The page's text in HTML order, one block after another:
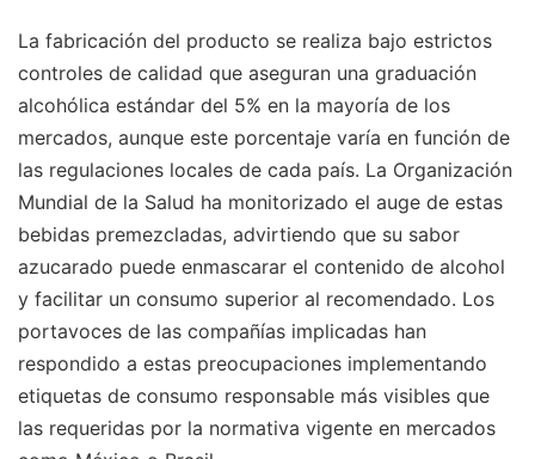
La fabricación del producto se realiza bajo estrictos
controles de calidad que aseguran una graduación
alcohólica estándar del 5% en la mayoría de los
mercados, aunque este porcentaje varía en función de
las regulaciones locales de cada país. La Organización
Mundial de la Salud ha monitorizado el auge de estas
bebidas premezcladas, advirtiendo que su sabor
azucarado puede enmascarar el contenido de alcohol
y facilitar un consumo superior al recomendado. Los
portavoces de las compañías implicadas han
respondido a estas preocupaciones implementando
etiquetas de consumo responsable más visibles que
las requeridas por la normativa vigente en mercados